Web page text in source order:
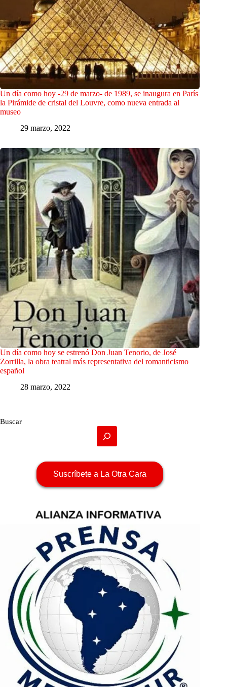
Un día como hoy -29 de marzo- de 1989, se inaugura en París
la Pirámide de cristal del Louvre, como nueva entrada al
museo
29 marzo, 2022
Un día como hoy se estrenó Don Juan Tenorio, de José
Zorrilla, la obra teatral más representativa del romanticismo
español
28 marzo, 2022
Buscar
Suscríbete a La Otra Cara